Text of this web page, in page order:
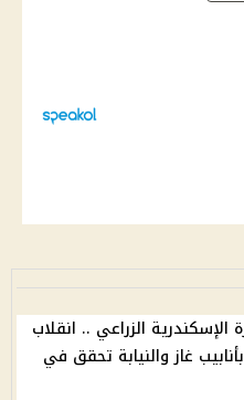
الزراعي .. انقلاب
غاز والنيابة تحقق في